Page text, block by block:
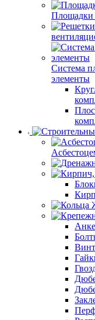
Площадки
Система
элементы